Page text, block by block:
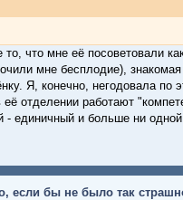
что мне её посоветовали
мне бесплодие),
Я, конечно, негодовала
отделении работают
единичный и больше ни
если бы не было так